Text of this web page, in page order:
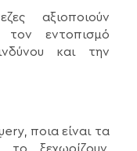
αξιοποιούν
τον εντοπισμό
και την
ποια είναι τα